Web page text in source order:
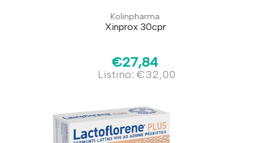
Kolinpharma
Xinprox 30cpr
€27,84
Listino: €32,00